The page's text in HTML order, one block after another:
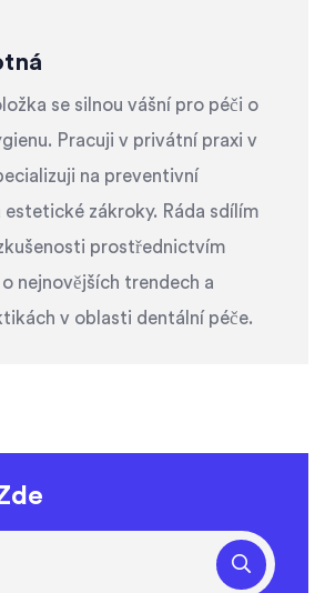
se silnou vášní pro péči o
Pracuji v privátní praxi v
na preventivní
zákroky. Ráda sdílím
prostřednictvím
nejnovějších trendech a
v oblasti dentální péče.